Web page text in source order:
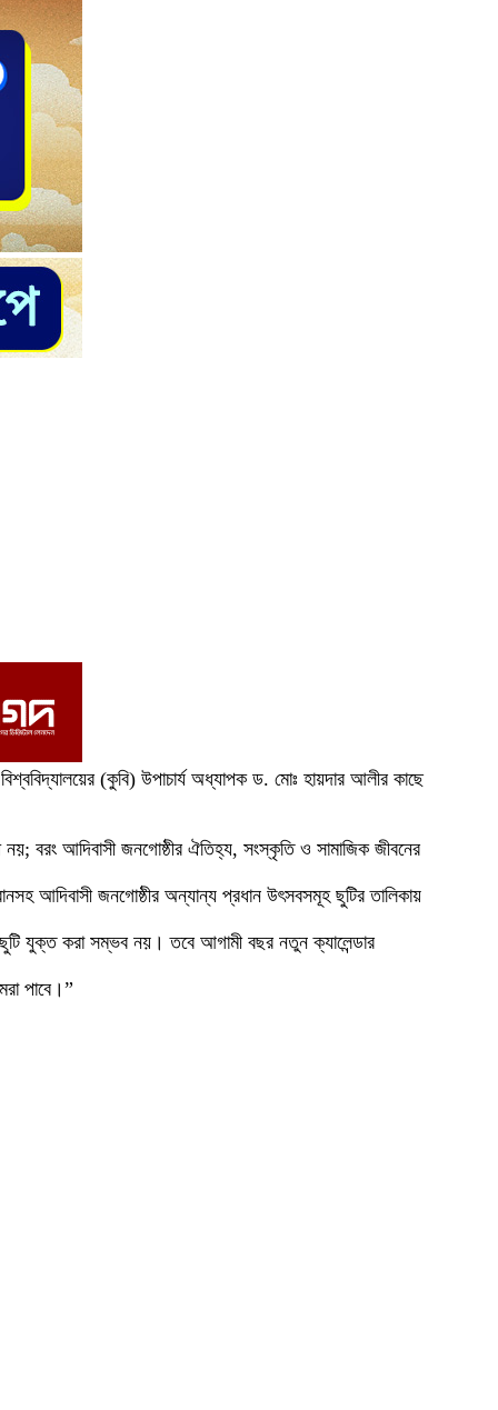
(কুবি) উপাচার্য অধ্যাপক ড. মোঃ হায়দার আলীর কাছে
বরং আদিবাসী জনগোষ্ঠীর ঐতিহ্য, সংস্কৃতি ও সামাজিক জীবনের
আদিবাসী জনগোষ্ঠীর অন্যান্য প্রধান উৎসবসমূহ ছুটির তালিকায়
যুক্ত করা সম্ভব নয়। তবে আগামী বছর নতুন ক্যালেন্ডার
পাবে।”